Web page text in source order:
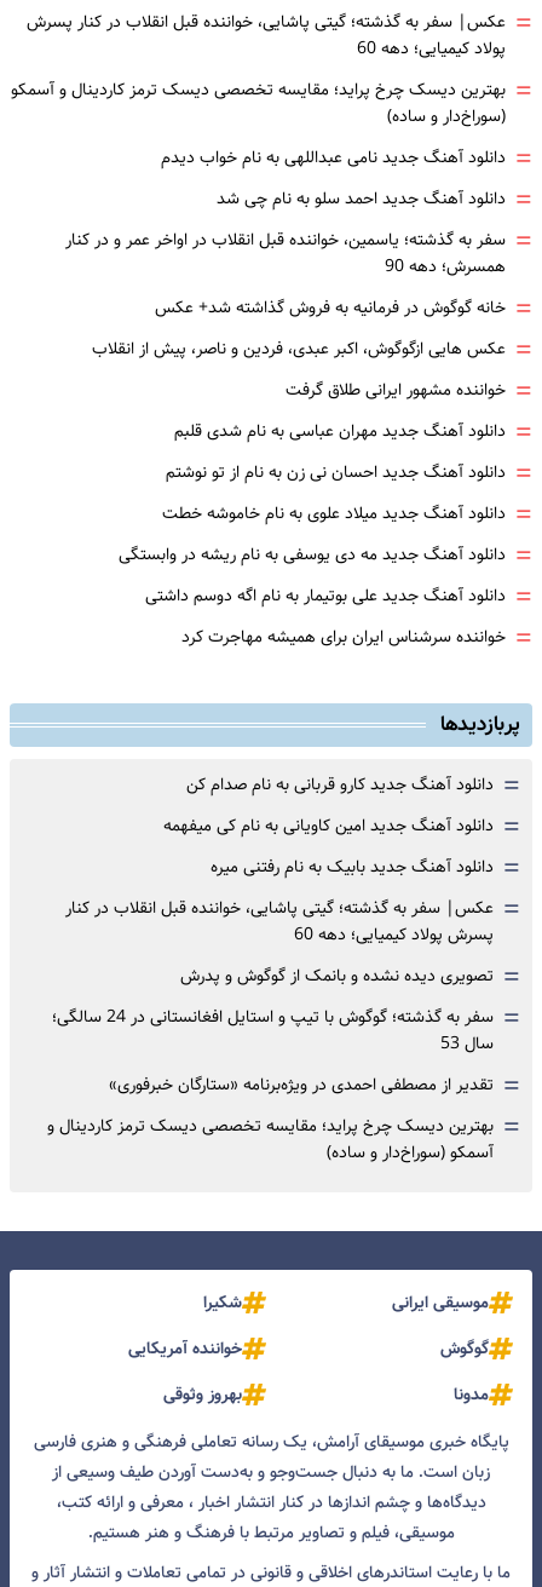
= عکس| سفر به گذشته؛ گیتی پاشایی، خواننده قبل انقلاب در کنار پسرش
پولاد کیمیایی؛ دهه 60
= بهترین دیسک چرخ پراید؛ مقایسه تخصصی دیسک ترمز کاردینال و آسمکو
(سوراخ‌دار و ساده)
= دانلود آهنگ جدید نامی عبداللهی به نام خواب دیدم
= دانلود آهنگ جدید احمد سلو به نام چی شد
= سفر به گذشته؛ یاسمین، خواننده قبل انقلاب در اواخر عمر و در کنار
همسرش؛ دهه 90
= خانه گوگوش در فرمانیه به فروش گذاشته شد+ عکس
= عکس هایی ازگوگوش، اکبر عبدی، فردین و ناصر، پیش از انقلاب
= خواننده مشهور ایرانی طلاق گرفت
= دانلود آهنگ جدید مهران عباسی به نام شدی قلبم
= دانلود آهنگ جدید احسان نی زن به نام از تو نوشتم
= دانلود آهنگ جدید میلاد علوی به نام خاموشه خطت
= دانلود آهنگ جدید مه دی یوسفی به نام ریشه در وابستگی
= دانلود آهنگ جدید علی بوتیمار به نام اگه دوسم داشتی
= خواننده سرشناس ایران برای همیشه مهاجرت کرد
پربازدیدها
= دانلود آهنگ جدید کارو قربانی به نام صدام کن
= دانلود آهنگ جدید امین کاویانی به نام کی میفهمه
= دانلود آهنگ جدید بابیک به نام رفتنی میره
= عکس| سفر به گذشته؛ گیتی پاشایی، خواننده قبل انقلاب در کنار
پسرش پولاد کیمیایی؛ دهه 60
= تصویری دیده نشده و بانمک از گوگوش و پدرش
=
سفر به گذشته؛ گوگوش با تیپ و استایل افغانستانی در 24 سالگی؛
سال 53
= تقدیر از مصطفی احمدی در ویژه‌برنامه «ستارگان خبرفوری»
= بهترین دیسک چرخ پراید؛ مقایسه تخصصی دیسک ترمز کاردینال و
آسمکو (سوراخ‌دار و ساده)
موسیقی ایرانی
شکیرا
گوگوش
خواننده آمریکایی
مدونا
بهروز وثوقی
پایگاه خبری موسیقای آرامش، یک رسانه تعاملی فرهنگی و هنری فارسی
زبان است. ما به دنبال جست‌و‌جو و به‌دست آوردن طیف وسیعی از
دیدگاه‌ها و چشم انداز‌ها در کنار انتشار اخبار ، معرفی و ارائه کتب،
موسیقی، فیلم و تصاویر مرتبط با فرهنگ و هنر هستیم.
ما با رعایت استاندرهای اخلاقی و قانونی در تمامی تعاملات و انتشار آثار و